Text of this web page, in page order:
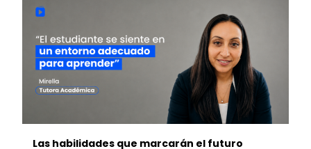
Las habilidades que marcarán el futuro